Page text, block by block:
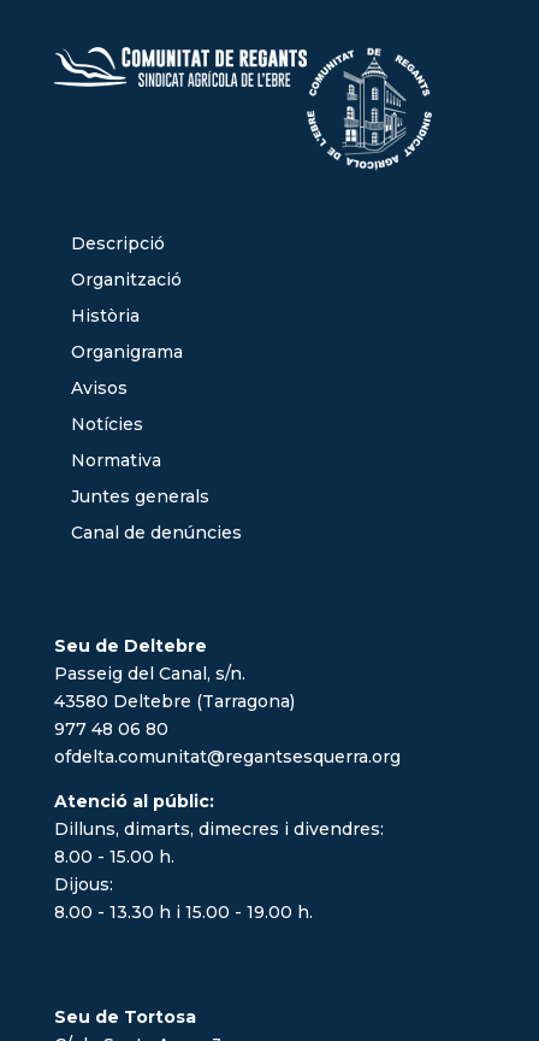
Descripció
Organització
Història
Organigrama
Avisos
Notícies
Normativa
Juntes generals
Canal de denúncies
Seu de Deltebre
Passeig del Canal, s/n.
43580 Deltebre (Tarragona)
977 48 06 80
ofdelta.comunitat@regantsesquerra.org
Atenció al públic:
Dilluns, dimarts, dimecres i divendres:
8.00 - 15.00 h.
Dijous:
8.00 - 13.30 h i 15.00 - 19.00 h.
Seu de Tortosa